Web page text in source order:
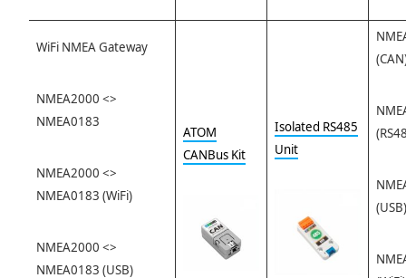
WiFi NMEA Gateway
NMEA2000 <>
NMEA0183
NMEA2000 <>
NMEA0183 (WiFi)
NMEA2000 <>
NMEA0183 (USB)
ATOM
CANBus Kit
Isolated RS485
Unit
(USB)